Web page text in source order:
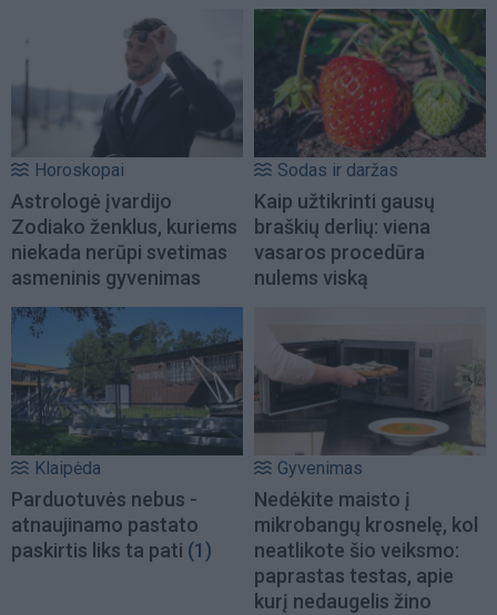
Horoskopai
Astrologė įvardijo
Zodiako ženklus, kuriems
niekada nerūpi svetimas
asmeninis gyvenimas
Sodas ir daržas
Kaip užtikrinti gausų
braškių derlių: viena
vasaros procedūra
nulems viską
Klaipėda
Parduotuvės nebus -
atnaujinamo pastato
paskirtis liks ta pati (1)
Gyvenimas
Nedėkite maisto į
mikrobangų krosnelę, kol
neatlikote šio veiksmo:
paprastas testas, apie
kurį nedaugelis žino